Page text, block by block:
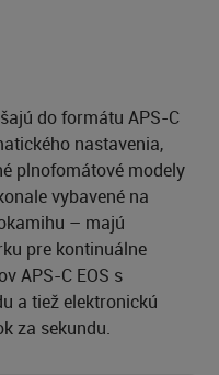
do formátu APS-C
nastavenia,
plnofomátové modely
vybavené na
– majú
pre kontinuálne
APS-C EOS s
a tiež elektronickú
za sekundu.